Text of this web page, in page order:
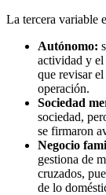
La tercera variable
Autónomo:
actividad y el
que revisar
operación.
Sociedad
sociedad,
se firmaron
Negocio
gestiona de
cruzados,
de lo